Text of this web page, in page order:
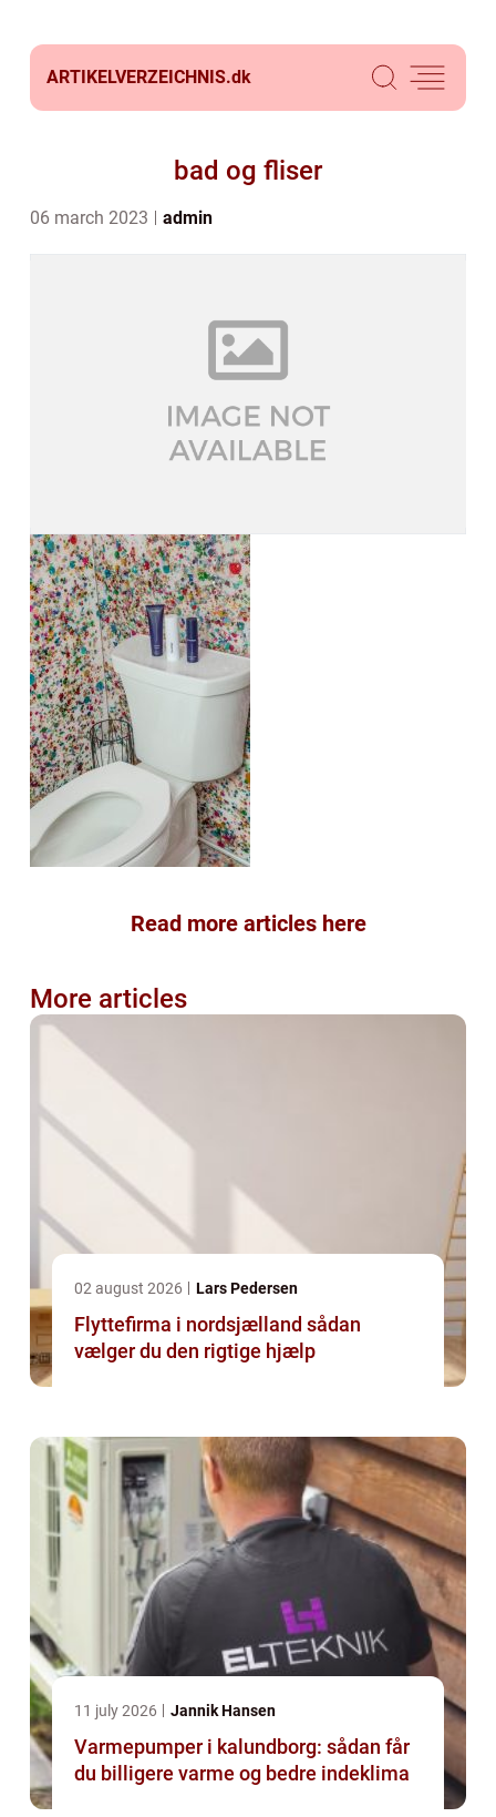
ARTIKELVERZEICHNIS.dk
bad og fliser
06 march 2023 admin
Read more articles here
More articles
02 august 2026 Lars Pedersen
Flyttefirma i nordsjælland sådan
vælger du den rigtige hjælp
11 july 2026 Jannik Hansen
Varmepumper i kalundborg: sådan får
du billigere varme og bedre indeklima